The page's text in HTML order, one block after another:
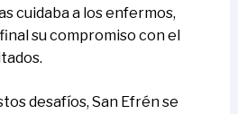
cuidaba a los enfermos,
su compromiso con el
desafíos, San Efrén se